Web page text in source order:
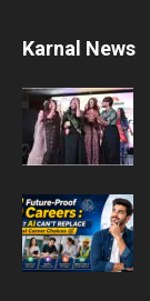
Karnal News